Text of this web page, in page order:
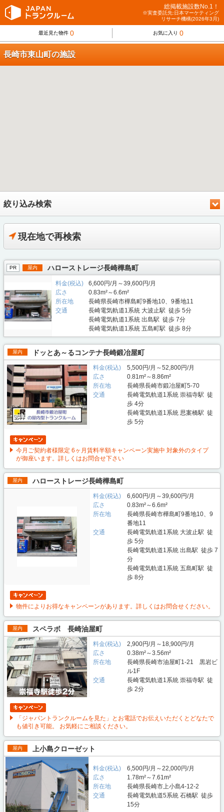
総掲載施設数No.1！
※実査委託先:日本マーケティング
リサーチ機構(2026年3月)
最近見た物件 0 お気に入り 0
長崎市東山町の施設
絞り込み検索
現在地で再検索
PR 屋内 ハローストレージ長崎樺島町
料金(税込)
6,600円/月～39,600円/月
広さ
0.83m²～6.6m²
所在地
長崎県長崎市樺島町9番地10、9番地11
交通
長崎電気軌道1系統 大波止駅 徒歩 5分
長崎電気軌道1系統 出島駅 徒歩 7分
長崎電気軌道1系統 五島町駅 徒歩 8分
屋内 ドッとあ～るコンテナ長崎鍛冶屋町
料金(税込)
5,500円/月～52,800円/月
広さ
0.81m²～8.86m²
所在地
長崎県長崎市鍛冶屋町5-70
交通
長崎電気軌道1系統 崇福寺駅 徒
歩 4分
長崎電気軌道1系統 思案橋駅 徒
歩 5分
今月ご契約者様限定 6ヶ月賃料半額キャンペーン実施中 対象外のタイプ
が御座います。詳しくはお問合せ下さい
屋内 ハローストレージ長崎樺島町
料金(税込)
6,600円/月～39,600円/月
広さ
0.83m²～6.6m²
所在地
長崎県長崎市樺島町9番地10、9
番地11
交通
長崎電気軌道1系統 大波止駅 徒
歩 5分
長崎電気軌道1系統 出島駅 徒歩 7
分
長崎電気軌道1系統 五島町駅 徒
歩 8分
物件によりお得なキャンペーンがあります。詳しくはお問合せください。
屋内 スペラボ 長崎油屋町
料金(税込)
2,900円/月～18,900円/月
広さ
0.38m²～3.56m²
所在地
長崎県長崎市油屋町1-21 黒岩ビ
ル1F
交通
長崎電気軌道1系統 崇福寺駅 徒
歩 2分
「ジャパントランクルームを見た」とお電話でお伝えいただくとどなたで
も値引き可能。 お気軽にご相談ください。
屋内 上小島クローゼット
料金(税込)
6,500円/月～22,000円/月
広さ
1.78m²～7.61m²
所在地
長崎県長崎市上小島4-12-2
交通
長崎電気軌道5系統 石橋駅 徒歩
15分